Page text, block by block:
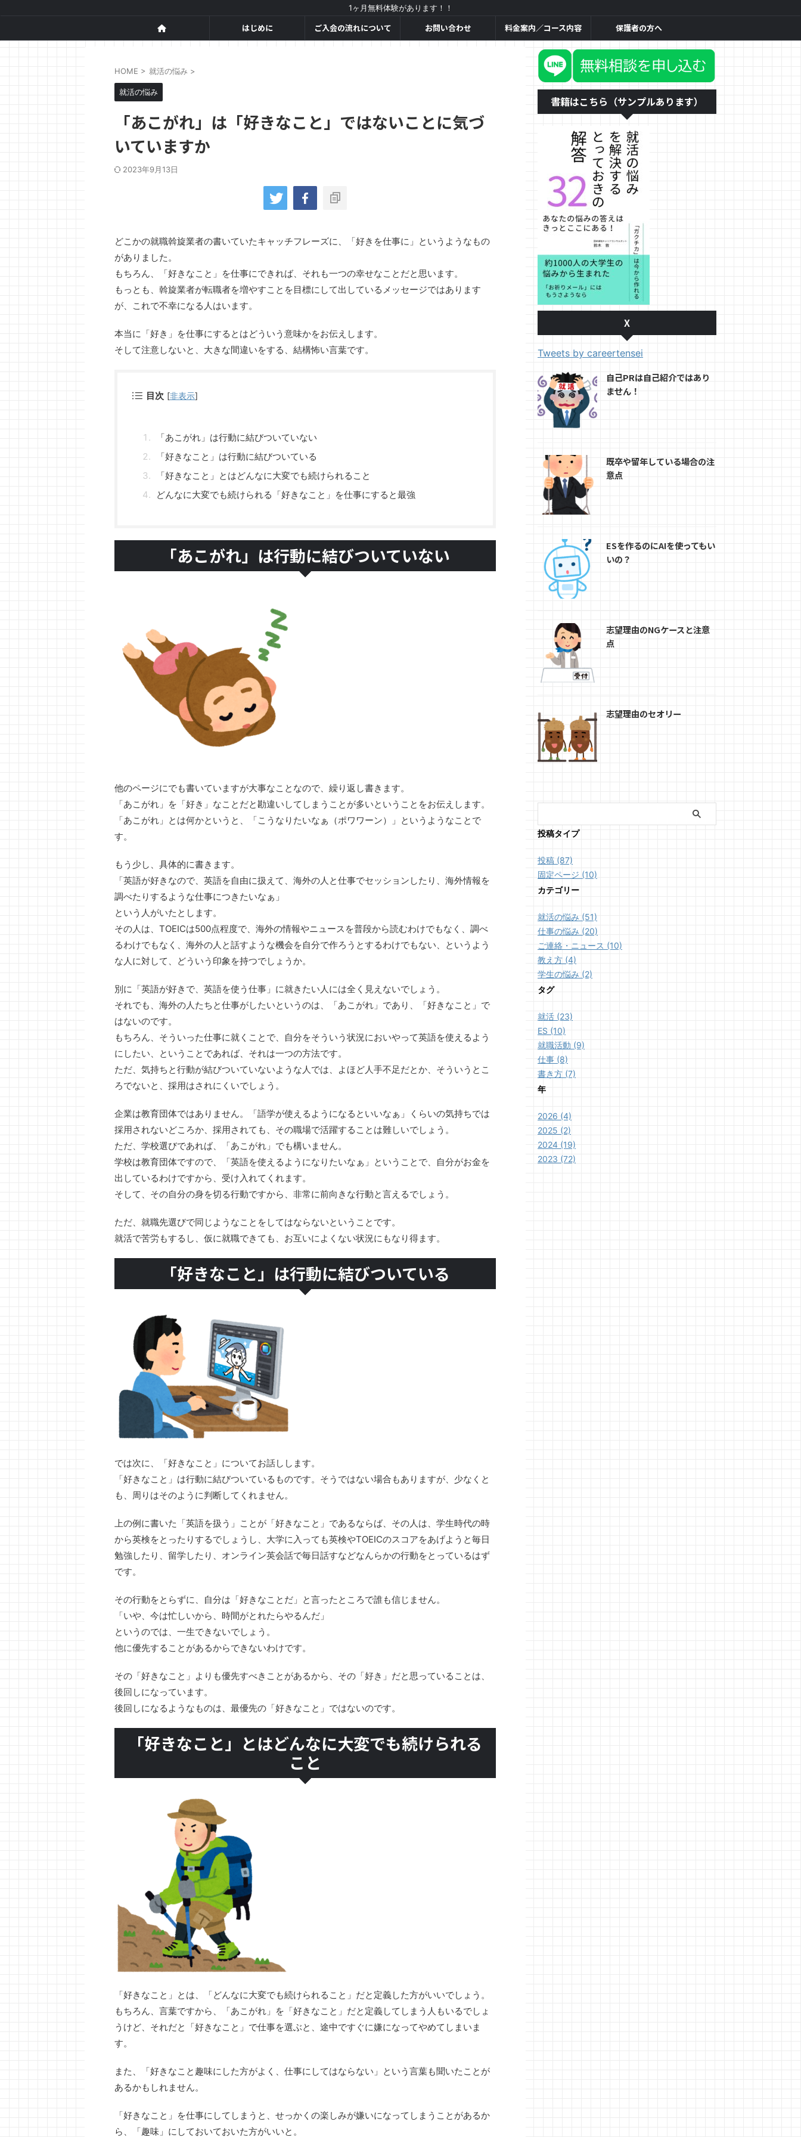
1ヶ月無料体験があります！！
はじめに ご入会の流れについて お問い合わせ 料金案内／コース内容 保護者の方へ
HOME > 就活の悩み >
就活の悩み
「あこがれ」は「好きなこと」ではないことに気づ
いていますか
2023年9月13日
どこかの就職斡旋業者の書いていたキャッチフレーズに、「好きを仕事に」というようなもの
がありました。
もちろん、「好きなこと」を仕事にできれば、それも一つの幸せなことだと思います。
もっとも、斡旋業者が転職者を増やすことを目標にして出しているメッセージではあります
が、これで不幸になる人はいます。
本当に「好き」を仕事にするとはどういう意味かをお伝えします。
そして注意しないと、大きな間違いをする、結構怖い言葉です。
目次 [非表示]
「あこがれ」は行動に結びついていない
「好きなこと」は行動に結びついている
「好きなこと」とはどんなに大変でも続けられること
どんなに大変でも続けられる「好きなこと」を仕事にすると最強
「あこがれ」は行動に結びついていない
他のページにでも書いていますが大事なことなので、繰り返し書きます。
「あこがれ」を「好き」なことだと勘違いしてしまうことが多いということをお伝えします。
「あこがれ」とは何かというと、「こうなりたいなぁ（ポワワーン）」というようなことで
す。
もう少し、具体的に書きます。
「英語が好きなので、英語を自由に扱えて、海外の人と仕事でセッションしたり、海外情報を
調べたりするような仕事につきたいなぁ」
という人がいたとします。
その人は、TOEICは500点程度で、海外の情報やニュースを普段から読むわけでもなく、調べ
るわけでもなく、海外の人と話すような機会を自分で作ろうとするわけでもない、というよう
な人に対して、どういう印象を持つでしょうか。
別に「英語が好きで、英語を使う仕事」に就きたい人には全く見えないでしょう。
それでも、海外の人たちと仕事がしたいというのは、「あこがれ」であり、「好きなこと」で
はないのです。
もちろん、そういった仕事に就くことで、自分をそういう状況においやって英語を使えるよう
にしたい、ということであれば、それは一つの方法です。
ただ、気持ちと行動が結びついていないような人では、よほど人手不足だとか、そういうとこ
ろでないと、採用はされにくいでしょう。
企業は教育団体ではありません。「語学が使えるようになるといいなぁ」くらいの気持ちでは
採用されないどころか、採用されても、その職場で活躍することは難しいでしょう。
ただ、学校選びであれば、「あこがれ」でも構いません。
学校は教育団体ですので、「英語を使えるようになりたいなぁ」ということで、自分がお金を
出しているわけですから、受け入れてくれます。
そして、その自分の身を切る行動ですから、非常に前向きな行動と言えるでしょう。
ただ、就職先選びで同じようなことをしてはならないということです。
就活で苦労もするし、仮に就職できても、お互いによくない状況にもなり得ます。
「好きなこと」は行動に結びついている
では次に、「好きなこと」についてお話しします。
「好きなこと」は行動に結びついているものです。そうではない場合もありますが、少なくと
も、周りはそのように判断してくれません。
上の例に書いた「英語を扱う」ことが「好きなこと」であるならば、その人は、学生時代の時
から英検をとったりするでしょうし、大学に入っても英検やTOEICのスコアをあげようと毎日
勉強したり、留学したり、オンライン英会話で毎日話すなどなんらかの行動をとっているはず
です。
その行動をとらずに、自分は「好きなことだ」と言ったところで誰も信じません。
「いや、今は忙しいから、時間がとれたらやるんだ」
というのでは、一生できないでしょう。
他に優先することがあるからできないわけです。
その「好きなこと」よりも優先すべきことがあるから、その「好き」だと思っていることは、
後回しになっています。
後回しになるようなものは、最優先の「好きなこと」ではないのです。
「好きなこと」とはどんなに大変でも続けられる
こと
「好きなこと」とは、「どんなに大変でも続けられること」だと定義した方がいいでしょう。
もちろん、言葉ですから、「あこがれ」を「好きなこと」だと定義してしまう人もいるでしょ
うけど、それだと「好きなこと」で仕事を選ぶと、途中ですぐに嫌になってやめてしまいま
す。
また、「好きなこと趣味にした方がよく、仕事にしてはならない」という言葉も聞いたことが
あるかもしれません。
「好きなこと」を仕事にしてしまうと、せっかくの楽しみが嫌いになってしまうことがあるか
ら、「趣味」にしておいておいた方がいいと。
書籍はこちら（サンプルあります）
X
Tweets by careertensei
自己PRは自己紹介ではあり
ません！
既卒や留年している場合の注
意点
ESを作るのにAIを使ってもい
いの？
志望理由のNGケースと注意
点
志望理由のセオリー
投稿タイプ
投稿 (87)
固定ページ (10)
カテゴリー
就活の悩み (51)
仕事の悩み (20)
ご連絡・ニュース (10)
教え方 (4)
学生の悩み (2)
タグ
就活 (23)
ES (10)
就職活動 (9)
仕事 (8)
書き方 (7)
年
2026 (4)
2025 (2)
2024 (19)
2023 (72)